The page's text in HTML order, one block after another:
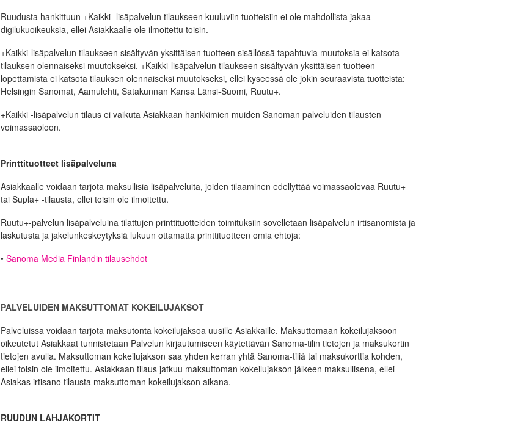
Ruudusta hankittuun +Kaikki -lisäpalvelun tilaukseen kuuluviin tuotteisiin ei ole mahdollista jakaa
digilukuoikeuksia, ellei Asiakkaalle ole ilmoitettu toisin.
+Kaikki-lisäpalvelun tilaukseen sisältyvän yksittäisen tuotteen sisällössä tapahtuvia muutoksia ei katsota
tilauksen olennaiseksi muutokseksi. +Kaikki-lisäpalvelun tilaukseen sisältyvän yksittäisen tuotteen
lopettamista ei katsota tilauksen olennaiseksi muutokseksi, ellei kyseessä ole jokin seuraavista tuotteista:
Helsingin Sanomat, Aamulehti, Satakunnan Kansa Länsi-Suomi, Ruutu+.
+Kaikki -lisäpalvelun tilaus ei vaikuta Asiakkaan hankkimien muiden Sanoman palveluiden tilausten
voimassaoloon.
Printtituotteet lisäpalveluna
Asiakkaalle voidaan tarjota maksullisia lisäpalveluita, joiden tilaaminen edellyttää voimassaolevaa Ruutu+
tai Supla+ -tilausta, ellei toisin ole ilmoitettu.
Ruutu+-palvelun lisäpalveluina tilattujen printtituotteiden toimituksiin sovelletaan lisäpalvelun irtisanomista ja
laskutusta ja jakelunkeskeytyksiä lukuun ottamatta printtituotteen omia ehtoja:
• Sanoma Media Finlandin tilausehdot
PALVELUIDEN MAKSUTTOMAT KOKEILUJAKSOT
Palveluissa voidaan tarjota maksutonta kokeilujaksoa uusille Asiakkaille. Maksuttomaan kokeilujaksoon
oikeutetut Asiakkaat tunnistetaan Palvelun kirjautumiseen käytettävän Sanoma-tilin tietojen ja maksukortin
tietojen avulla. Maksuttoman kokeilujakson saa yhden kerran yhtä Sanoma-tiliä tai maksukorttia kohden,
ellei toisin ole ilmoitettu. Asiakkaan tilaus jatkuu maksuttoman kokeilujakson jälkeen maksullisena, ellei
Asiakas irtisano tilausta maksuttoman kokeilujakson aikana.
RUUDUN LAHJAKORTIT